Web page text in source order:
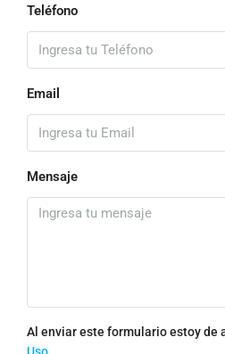
Teléfono
Email
Mensaje
Al enviar este formulario estoy de